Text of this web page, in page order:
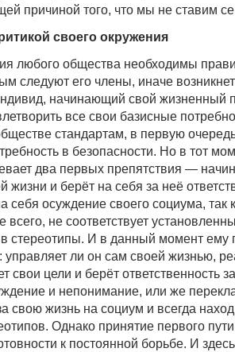
причиной того, что мы не ставим
своего окружения
любого общества необходимы
следуют его члены, иначе
начинающий свой жизненный
все свои базисные
стандартам, в первую
в безопасности. Но в тот
два первых препятствия —
жизни и берёт на себя за неё
себя осуждение своего социума, так
всего, не соответствует
стереотипы. И в данный момент ему
ли он сам своей жизнью,
свои цели и берёт ответственность
и непонимание, или же
свою жизнь на социум и всегда
Однако принятие первого
к постоянной борьбе. И